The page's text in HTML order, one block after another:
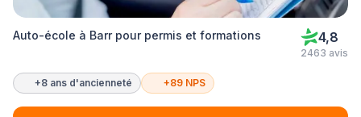
Auto-école à Barr pour permis et formations 4,8
2463 avis
+8 ans d'ancienneté +89 NPS